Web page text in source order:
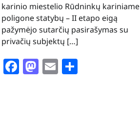
karinio miestelio Rūdninkų kariniame
poligone statybų – II etapo eigą
pažymėjo sutarčių pasirašymas su
privačių subjektų […]
Facebook
Mastodon
Email